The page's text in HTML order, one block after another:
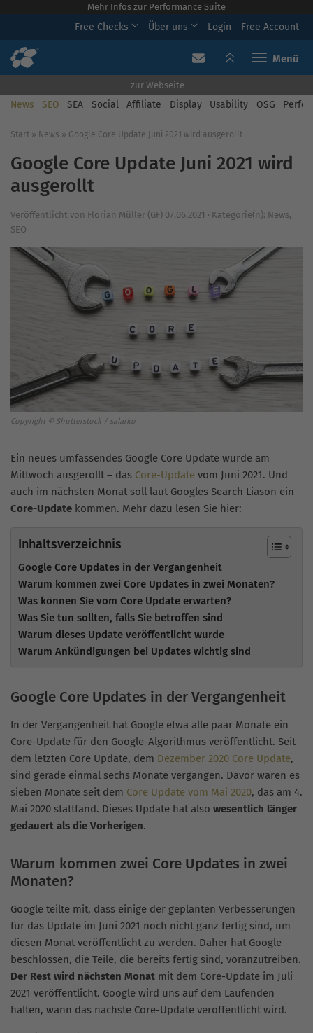
Mehr Infos zur Performance Suite
Free Checks Über uns Login Free Account
Toggle
zur Webseite
News SEO SEA Social Affiliate Display Usability OSG
Start » News » Google Core Update Juni 2021 wird ausgerollt
Google Core Update Juni 2021 wird
ausgerollt
Veröffentlicht von Florian Müller (GF) 07.06.2021 · Kategorie(n): News,
SEO
Copyright © Shutterstock / salarko
Ein neues umfassendes Google Core Update wurde am
Mittwoch ausgerollt – das Core-Update vom Juni 2021. Und
auch im nächsten Monat soll laut Googles Search Liason ein
Core-Update kommen. Mehr dazu lesen Sie hier:
Inhaltsverzeichnis
Google Core Updates in der Vergangenheit
Warum kommen zwei Core Updates in zwei Monaten?
Was können Sie vom Core Update erwarten?
Was Sie tun sollten, falls Sie betroffen sind
Warum dieses Update veröffentlicht wurde
Warum Ankündigungen bei Updates wichtig sind
Google Core Updates in der Vergangenheit
In der Vergangenheit hat Google etwa alle paar Monate ein
Core-Update für den Google-Algorithmus veröffentlicht. Seit
dem letzten Core Update, dem Dezember 2020 Core Update,
sind gerade einmal sechs Monate vergangen. Davor waren es
sieben Monate seit dem Core Update vom Mai 2020, das am 4.
Mai 2020 stattfand. Dieses Update hat also wesentlich länger
gedauert als die Vorherigen.
Warum kommen zwei Core Updates in zwei
Monaten?
Google teilte mit, dass einige der geplanten Verbesserungen
für das Update im Juni 2021 noch nicht ganz fertig sind, um
diesen Monat veröffentlicht zu werden. Daher hat Google
beschlossen, die Teile, die bereits fertig sind, voranzutreiben.
Der Rest wird nächsten Monat mit dem Core-Update im Juli
2021 veröffentlicht. Google wird uns auf dem Laufenden
halten, wann das nächste Core-Update veröffentlicht wird.